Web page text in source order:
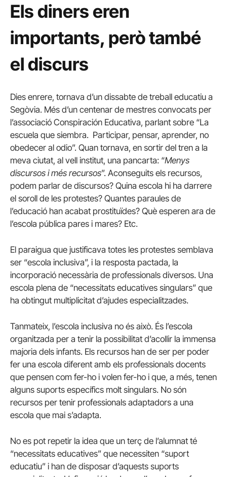
Els diners eren
importants, però també
el discurs
Dies enrere, tornava d’un dissabte de treball educatiu a
Segòvia. Més d’un centenar de mestres convocats per
l’associació Conspiración Educativa, parlant sobre “La
escuela que siembra. Participar, pensar, aprender, no
obedecer al odio”. Quan tornava, en sortir del tren a la
meva ciutat, al vell institut, una pancarta: “Menys
discursos i més recursos”. Aconseguits els recursos,
podem parlar de discursos? Quina escola hi ha darrere
el soroll de les protestes? Quantes paraules de
l’educació han acabat prostituïdes? Què esperen ara de
l’escola pública pares i mares? Etc.
El paraigua que justificava totes les protestes semblava
ser “escola inclusiva”, i la resposta pactada, la
incorporació necessària de professionals diversos. Una
escola plena de “necessitats educatives singulars” que
ha obtingut multiplicitat d’ajudes especialitzades.
Tanmateix, l’escola inclusiva no és això. És l’escola
organitzada per a tenir la possibilitat d’acollir la immensa
majoria dels infants. Els recursos han de ser per poder
fer una escola diferent amb els professionals docents
que pensen com fer-ho i volen fer-ho i que, a més, tenen
alguns suports específics molt singulars. No són
recursos per tenir professionals adaptadors a una
escola que mai s’adapta.
No es pot repetir la idea que un terç de l’alumnat té
“necessitats educatives” que necessiten “suport
educatiu” i han de disposar d’aquests suports